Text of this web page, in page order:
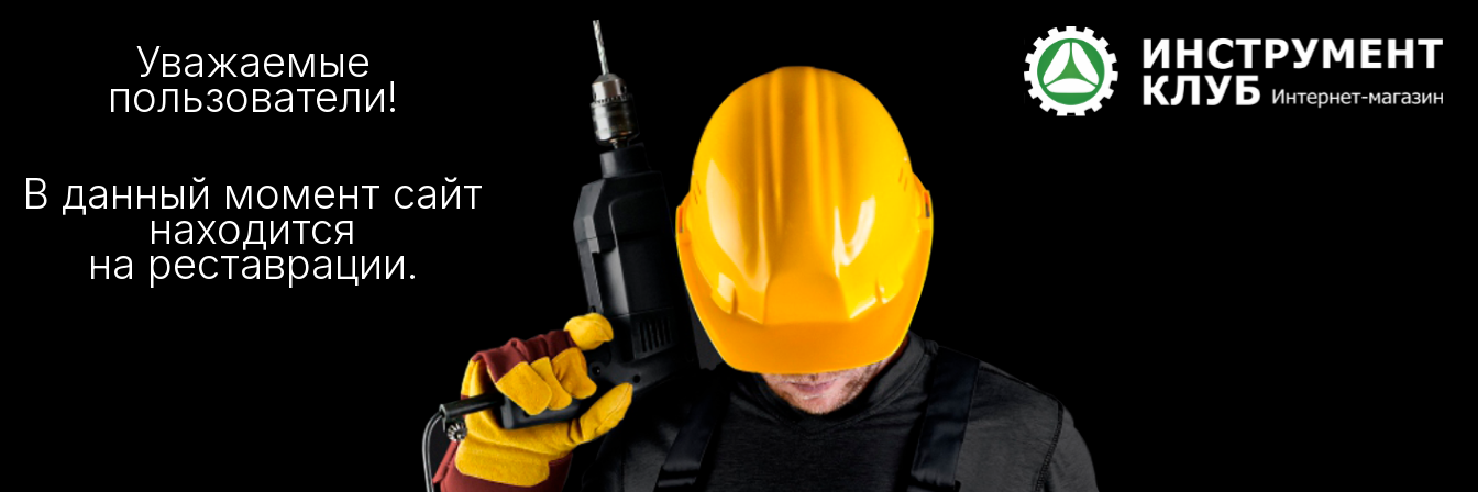
Уважаемые
пользователи!
В данный момент сайт
находится
на реставрации.